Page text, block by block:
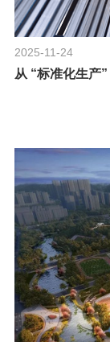
2025-11-24